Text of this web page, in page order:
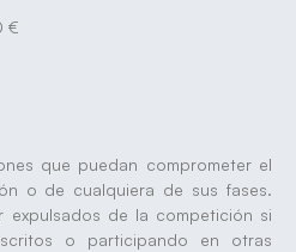
€
que puedan comprometer el
o de cualquiera de sus fases.
expulsados de la competición si
o participando en otras